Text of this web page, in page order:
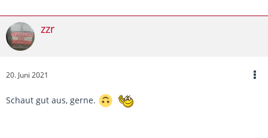
zzr
20. Juni 2021
Schaut gut aus, gerne.